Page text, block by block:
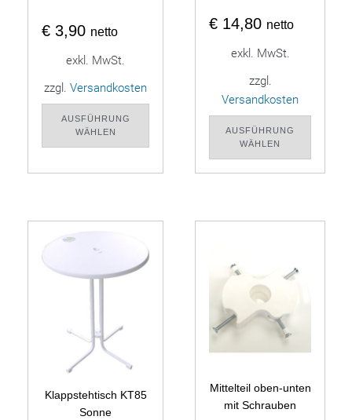
€ 3,90 netto
exkl. MwSt.
zzgl. Versandkosten
AUSFÜHRUNG
WÄHLEN
€ 14,80 netto
exkl. MwSt.
zzgl.
Versandkosten
AUSFÜHRUNG
WÄHLEN
Klappstehtisch KT85
Sonne
Mittelteil oben-unten
mit Schrauben